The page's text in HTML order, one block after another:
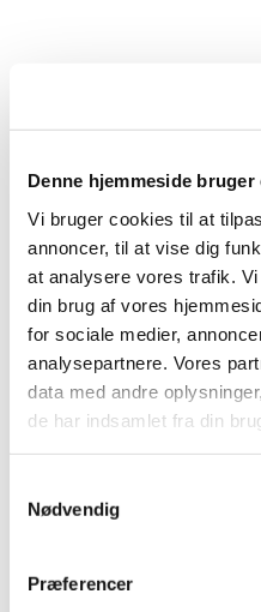
Denne hjemmeside bruger
Vi bruger cookies til at
annoncer, til at vise dig
at analysere vores trafik.
din brug af vores
for sociale medier,
analysepartnere. Vores
data med andre
de har indsamlet fra din
Nødvendig
Præferencer